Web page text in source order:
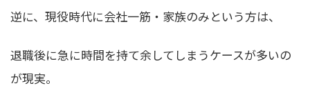
逆に、現役時代に会社一筋・家族のみという方は、
退職後に急に時間を持て余してしまうケースが多いの
が現実。